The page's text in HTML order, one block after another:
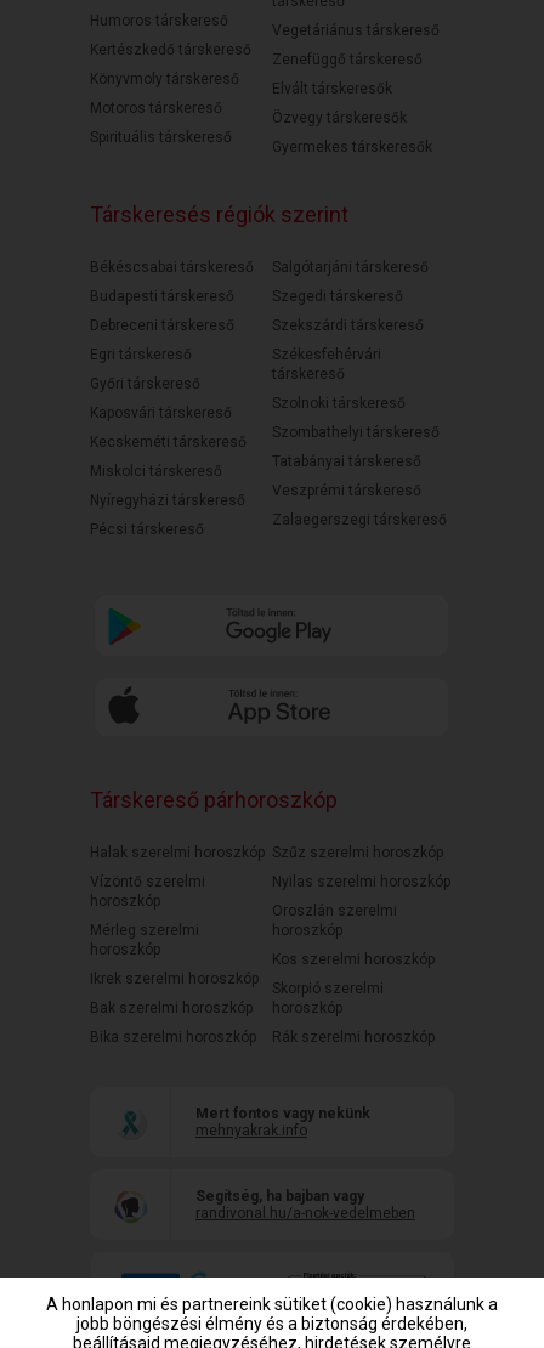
Humoros társkereső
Kertészkedő társkereső
Könyvmoly társkereső
Motoros társkereső
Spirituális társkereső
Vegetáriánus társkereső
Zenefüggő társkereső
Elvált társkeresők
Özvegy társkeresők
Gyermekes társkeresők
Társkeresés régiók szerint
Békéscsabai társkereső
Budapesti társkereső
Debreceni társkereső
Egri társkereső
Győri társkereső
Kaposvári társkereső
Kecskeméti társkereső
Miskolci társkereső
Nyíregyházi társkereső
Pécsi társkereső
Salgótarjáni társkereső
Szegedi társkereső
Szekszárdi társkereső
Székesfehérvári
társkereső
Szolnoki társkereső
Szombathelyi társkereső
Tatabányai társkereső
Veszprémi társkereső
Zalaegerszegi társkereső
Társkereső párhoroszkóp
Halak szerelmi horoszkóp
Vízöntő szerelmi
horoszkóp
Mérleg szerelmi
horoszkóp
Ikrek szerelmi horoszkóp
Bak szerelmi horoszkóp
Bika szerelmi horoszkóp
Szűz szerelmi horoszkóp
Nyilas szerelmi horoszkóp
Oroszlán szerelmi
horoszkóp
Kos szerelmi horoszkóp
Skorpió szerelmi
horoszkóp
Rák szerelmi horoszkóp
Mert fontos vagy nekünk
mehnyakrak.info
Segítség, ha bajban vagy
randivonal.hu/a-nok-vedelmeben
A honlapon mi és partnereink sütiket (cookie) használunk a
jobb böngészési élmény és a biztonság érdekében,
beállításaid megjegyzéséhez, hirdetések személyre